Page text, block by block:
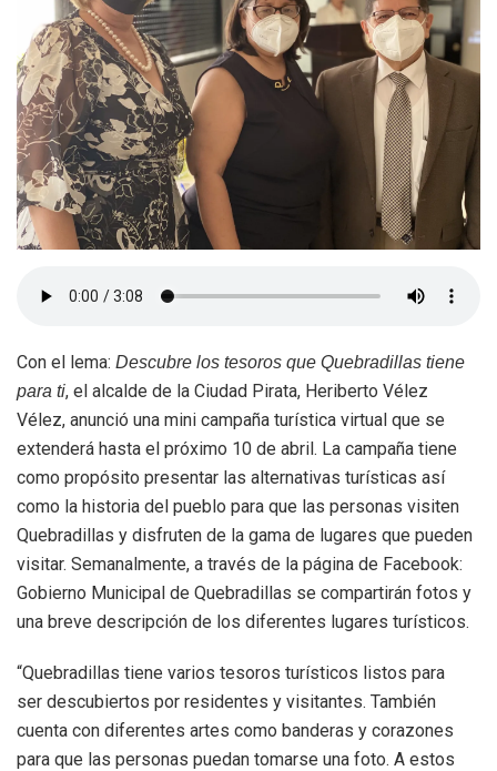
Con el lema: Descubre los tesoros que Quebradillas tiene
para ti, el alcalde de la Ciudad Pirata, Heriberto Vélez
Vélez, anunció una mini campaña turística virtual que se
extenderá hasta el próximo 10 de abril. La campaña tiene
como propósito presentar las alternativas turísticas así
como la historia del pueblo para que las personas visiten
Quebradillas y disfruten de la gama de lugares que pueden
visitar. Semanalmente, a través de la página de Facebook:
Gobierno Municipal de Quebradillas se compartirán fotos y
una breve descripción de los diferentes lugares turísticos.
“Quebradillas tiene varios tesoros turísticos listos para
ser descubiertos por residentes y visitantes. También
cuenta con diferentes artes como banderas y corazones
para que las personas puedan tomarse una foto. A estos